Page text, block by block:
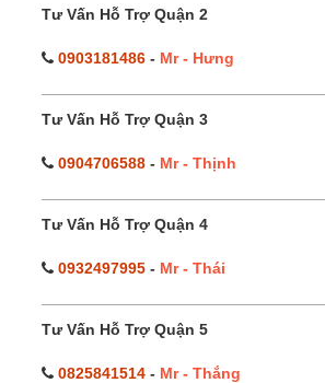
Tư Vấn Hỗ Trợ Quận 2
0903181486 - Mr - Hưng
Tư Vấn Hỗ Trợ Quận 3
0904706588 - Mr - Thịnh
Tư Vấn Hỗ Trợ Quận 4
0932497995 - Mr - Thái
Tư Vấn Hỗ Trợ Quận 5
0825841514 - Mr - Thắng